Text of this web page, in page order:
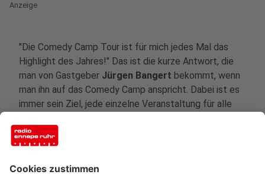
Anzeige
"Die Comedy Camp Tour ist für mich jedes Mal das
Highlight des Jahres!" Das ist die kurze Antwort, die
man von Gastgeber Jürgen Bangert bekommt, wenn
man ihn auf das Comedy Camp anspricht. Dabei ist es
immer sein Ziel, jede einzelne Veranstaltung für alle
nach dem Motto "Wir sind schließlich zum Spaß hier!"
rollt er auch im Herbst 2025 wieder den roten Teppich
Natürlich greift er selbst zwischendurch auch in die